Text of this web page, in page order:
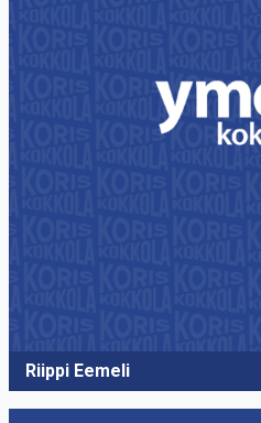
Riippi Eemeli